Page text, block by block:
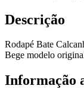
Descrição
Rodapé Bate
Bege modelo
Informação